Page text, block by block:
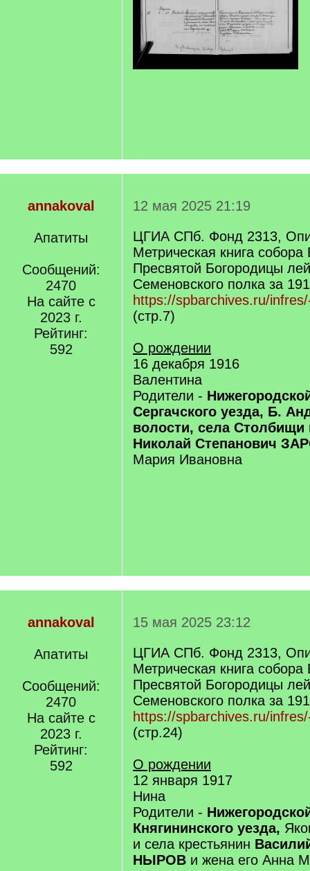
annakoval
Апатиты
Сообщений:
2470
На сайте с
2023 г.
Рейтинг:
592
12 мая 2025 21:19
ЦГИА СПб. Фонд 2313,
Метрическая книга
Пресвятой Богородицы
Семеновского полка за
https://spbarchives.ru/
(стр.7)
О рождении
16 декабря 1916
Валентина
Родители -
Сергачского уезда, Б.
волости, села Столбищи
Николай Степанович
Мария Ивановна
annakoval
Апатиты
Сообщений:
2470
На сайте с
2023 г.
Рейтинг:
592
15 мая 2025 23:12
ЦГИА СПб. Фонд 2313,
Метрическая книга
Пресвятой Богородицы
Семеновского полка за
https://spbarchives.ru/
(стр.24)
О рождении
12 января 1917
Нина
Родители -
Княгининского уезда,
и села крестьянин
НЫРОВ и жена его Анна